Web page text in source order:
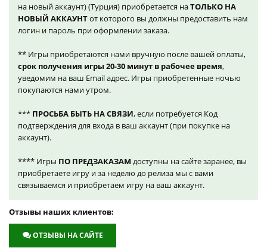
на новый аккаунт) (Турция) приобретается наТОЛЬКО НА
НОВЫЙ АККАУНТот которого вы должны предоставить нам
логин и пароль при оформлении заказа.
** Игры приобретаются нами вручную после вашей оплаты,
срок получения игры 20-30 минут в рабочее время,
уведомим на ваш Email адрес. Игры приобретенные ночью
покупаются нами утром.
*** ПРОСЬБА БЫТЬ НА СВЯЗИ, если потребуется Код
подтверждения для входа в ваш аккаунт (при покупке на
аккаунт).
**** Игры ПО ПРЕДЗАКАЗАМ доступны на сайте заранее, вы
приобретаете игру и за неделю до релиза мы с вами
связываемся и приобретаем игру на ваш аккаунт.
Отзывы наших клиентов:
ОТЗЫВЫ НА САЙТЕ